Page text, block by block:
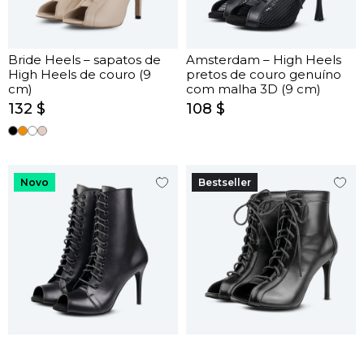
Bride Heels – sapatos de
High Heels de couro (9
cm)
132 $
Amsterdam – High Heels
pretos de couro genuíno
com malha 3D (9 cm)
108 $
Novo Bestseller